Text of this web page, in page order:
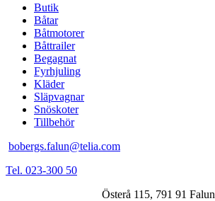
Butik
Båtar
Båtmotorer
Båttrailer
Begagnat
Fyrhjuling
Kläder
Släpvagnar
Snöskoter
Tillbehör
bobergs.falun@telia.com
Tel. 023-300 50
Österå 115, 791 91 Falun